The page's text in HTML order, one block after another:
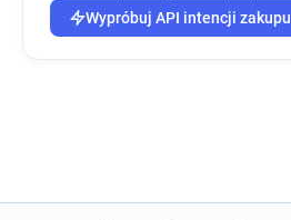
Wypróbuj API intencji zakupu